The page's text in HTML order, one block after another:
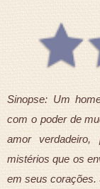
Sinopse: Um
com o poder de
amor
mistérios que os
em seus corações.